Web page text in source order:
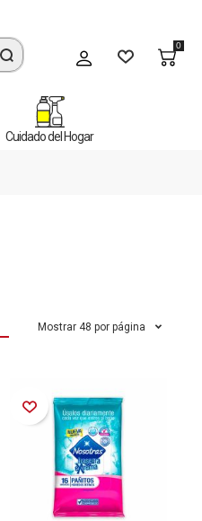
Mi cuenta
0
Cuidado del Hogar
Mostrar 48 por página
Añadir a la Lista de Deseos